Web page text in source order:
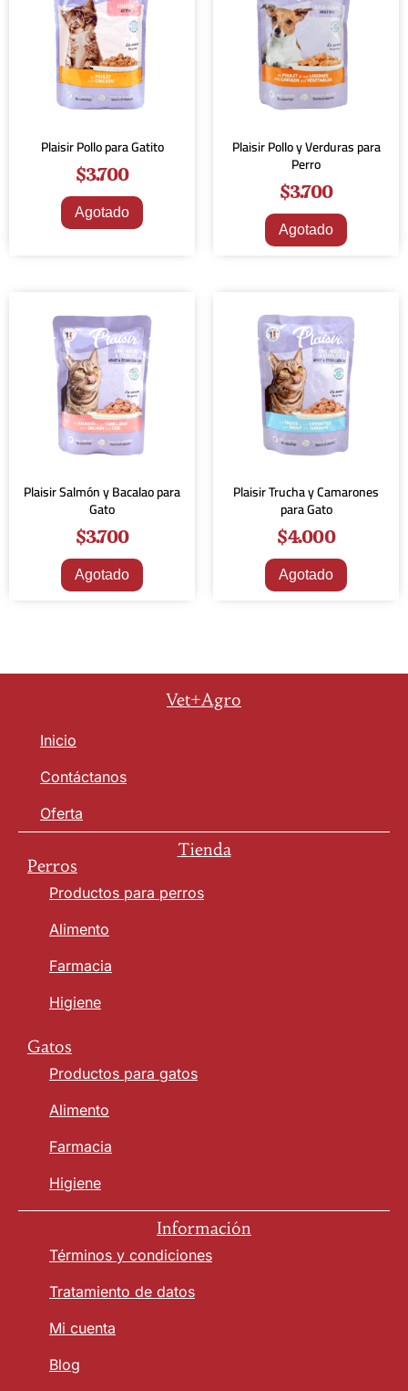
Plaisir Pollo para Gatito
$3.700
Agotado
Plaisir Pollo y Verduras para
Perro
$3.700
Agotado
Plaisir Salmón y Bacalao para
Gato
$3.700
Agotado
Plaisir Trucha y Camarones
para Gato
$4.000
Agotado
Vet+Agro
Inicio
Contáctanos
Oferta
Tienda
Perros
Productos para perros
Alimento
Farmacia
Higiene
Gatos
Productos para gatos
Alimento
Farmacia
Higiene
Información
Términos y condiciones
Tratamiento de datos
Mi cuenta
Blog